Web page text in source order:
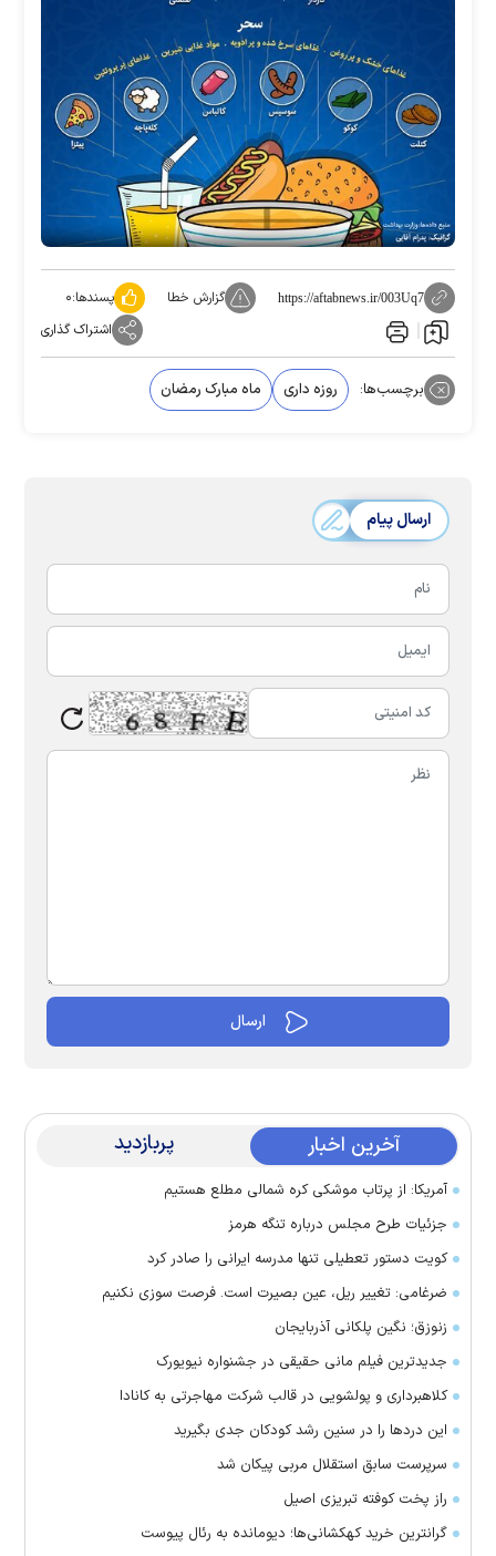
https://aftabnews.ir/003Uq7 گزارش خطا پسندها:۰
اشتراک گذاری
برچسب‌ها: روزه داری ماه مبارک رمضان
ارسال پیام
آخرین اخبار پربازدید
آمریکا: از پرتاب موشکی کره شمالی مطلع هستیم
جزئیات طرح مجلس درباره تنگه هرمز
کویت دستور تعطیلی تنها مدرسه ایرانی را صادر کرد
ضرغامی: تغییر ریل، عین بصیرت است. فرصت سوزی نکنیم
زنوزق؛ نگین پلکانی آذربایجان
جدیدترین فیلم مانی حقیقی در جشنواره نیویورک
کلاهبرداری و پولشویی در قالب شرکت مهاجرتی به کانادا
این درد‌ها را در سنین رشد کودکان جدی بگیرید
سرپرست سابق استقلال مربی پیکان شد
راز پخت کوفته تبریزی اصیل
گرانترین خرید کهکشانی‌ها؛ دیومانده به رئال پیوست